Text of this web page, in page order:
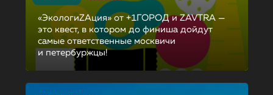
«ЭкологиZAция» от +1ГОРОД и ZAVTRA —
это квест, в котором до финиша дойдут
самые ответственные москвичи
и петербуржцы!